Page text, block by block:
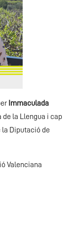
Immaculada
de la Llengua i cap
la Diputació de
Valenciana